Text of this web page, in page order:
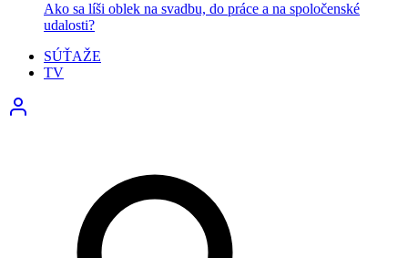
Ako sa líši oblek na svadbu, do práce a na spoločenské
udalosti?
SÚŤAŽE
TV